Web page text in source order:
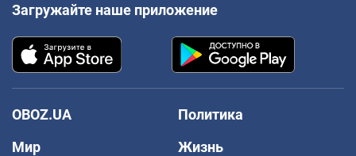
Загружайте наше приложение
OBOZ.UA
Политика
Мир
Жизнь